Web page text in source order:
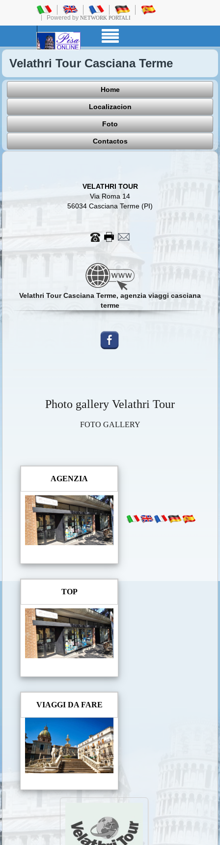
Powered by NETWORK PORTALI
Velathri Tour Casciana Terme
Home
Localizacion
Foto
Contactos
VELATHRI TOUR
Via Roma 14
56034 Casciana Terme (PI)
Velathri Tour Casciana Terme, agenzia viaggi casciana
terme
Photo gallery Velathri Tour
FOTO GALLERY
AGENZIA
TOP
VIAGGI DA FARE